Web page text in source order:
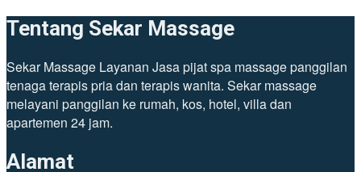
Tentang Sekar Massage
Sekar Massage Layanan Jasa pijat spa massage panggilan
tenaga terapis pria dan terapis wanita. Sekar massage
melayani panggilan ke rumah, kos, hotel, villa dan
apartemen 24 jam.
Alamat